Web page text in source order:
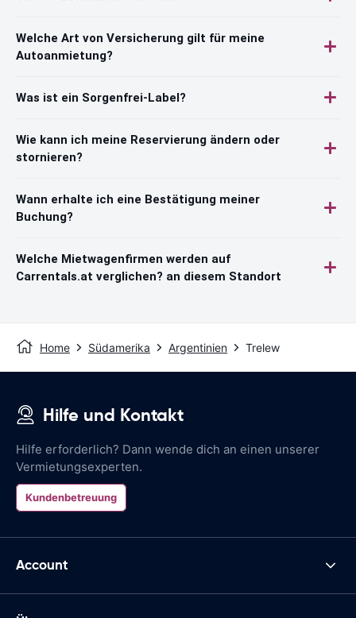
Welche Art von Versicherung gilt für meine
Autoanmietung?
Was ist ein Sorgenfrei-Label?
Wie kann ich meine Reservierung ändern oder
stornieren?
Wann erhalte ich eine Bestätigung meiner
Buchung?
Welche Mietwagenfirmen werden auf
Carrentals.at verglichen? an diesem Standort
Home Südamerika Argentinien Trelew
Hilfe und Kontakt
Hilfe erforderlich? Dann wende dich an einen unserer
Vermietungsexperten.
Kundenbetreuung
Account